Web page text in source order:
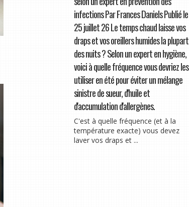
infections Par Frances Daniels Publié le
25 juillet 26 Le temps chaud laisse vos
draps et vos oreillers humides la plupart
des nuits ? Selon un expert en hygiène,
voici à quelle fréquence vous devriez les
utiliser en été pour éviter un mélange
sinistre de sueur, d'huile et
d'accumulation d'allergènes.
C'est à quelle fréquence (et à la
température exacte) vous devez
laver vos draps et ...